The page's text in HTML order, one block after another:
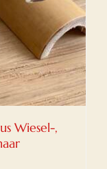
Wiesel-,